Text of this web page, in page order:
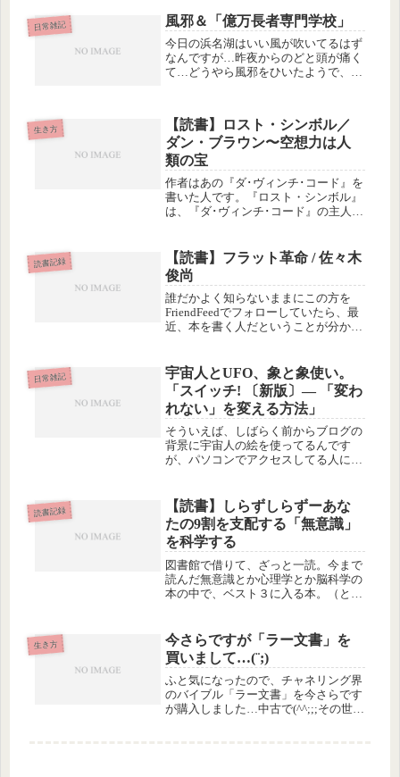
日常雑記 風邪＆「億万長者専門学校」
今日の浜名湖はいい風が吹いてるはず
なんですが…昨夜からのどと頭が痛く
て…どうやら風邪をひいたようで、今
で、さっきから寝たり起きたりしなが
ら、時々体温を計っているんですが、
だいた...
生き方
【読書】ロスト・シンボル／
ダン・ブラウン〜空想力は人
類の宝
作者はあの『ダ･ヴィンチ･コード』を
書いた人です。『ロスト・シンボル』
は、『ダ･ヴィンチ･コード』の主人公
餐とマグダラのマリアではなくて、フ
リーメーソンと純粋知性科学。フリ...
読書記録
【読書】フラット革命 / 佐々木
俊尚
誰だかよく知らないままにこの方を
FriendFeedでフォローしていたら、最
近、本を書く人だということが分かり
みたのがこの本です。内容は帯のコピ
ーそのまま…「大新聞...
日常雑記
宇宙人とUFO、象と象使い。
「スイッチ! 〔新版〕― 「変わ
れない」を変える方法」
そういえば、しばらく前からブログの
背景に宇宙人の絵を使ってるんです
が、パソコンでアクセスしてる人にし
読書記録
【読書】しらずしらずーあな
たの9割を支配する「無意識」
を科学する
図書館で借りて、ざっと一読。今まで
読んだ無意識とか心理学とか脳科学の
本の中で、ベスト３に入る本。（とい
たです。具体的な例をあげて、脳のい
ろんな不思議な機能を教えてくれる本
で...
生き方
今さらですが「ラー文書」を
買いまして…(¨;)
ふと気になったので、チャネリング界
のバイブル「ラー文書」を今さらです
が購入しました…中古で(^^;;;その世界